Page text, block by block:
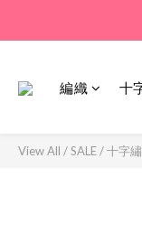
編織 十
View All /SALE/十字繡